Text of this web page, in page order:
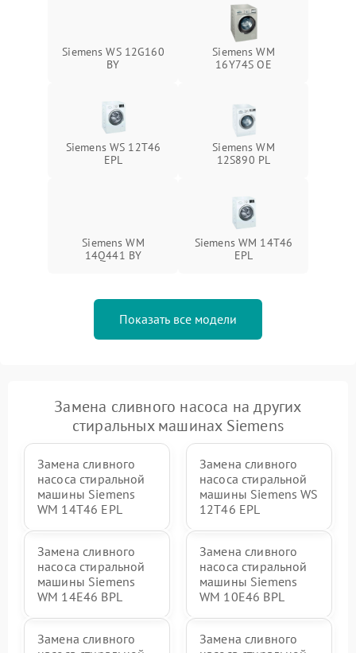
Siemens WS 12G160
BY
Siemens WM
16Y74S OE
Siemens WS 12T46
EPL
Siemens WM
12S890 PL
Siemens WM
14Q441 BY
Siemens WM 14T46
EPL
Показать все модели
Замена сливного насоса на других
стиральных машинах Siemens
Замена сливного
насоса стиральной
машины Siemens
WM 14T46 EPL
Замена сливного
насоса стиральной
машины Siemens WS
12T46 EPL
Замена сливного
насоса стиральной
машины Siemens
WM 14E46 BPL
Замена сливного
насоса стиральной
машины Siemens
WM 10E46 BPL
Замена сливного
Замена сливного